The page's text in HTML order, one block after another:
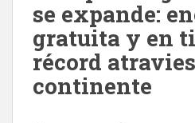
se expande:
gratuita y en
récord
continente